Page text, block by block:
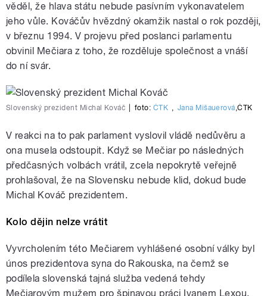
věděl, že hlava státu nebude pasívním vykonavatelem
jeho vůle. Kováčův hvězdný okamžik nastal o rok později,
v březnu 1994. V projevu před poslanci parlamentu
obvinil Mečiara z toho, že rozděluje společnost a vnáší
do ní svár.
Slovenský prezident Michal Kováč foto: ČTK , Jana Mišauerová,ČTK
V reakci na to pak parlament vyslovil vládě nedůvěru a
ona musela odstoupit. Když se Mečiar po následných
předčasných volbách vrátil, zcela nepokrytě veřejně
prohlašoval, že na Slovensku nebude klid, dokud bude
Michal Kováč prezidentem.
Kolo dějin nelze vrátit
Vyvrcholením této Mečiarem vyhlášené osobní války byl
únos prezidentova syna do Rakouska, na čemž se
podílela slovenská tajná služba vedená tehdy
Mečiarovým mužem pro špinavou práci Ivanem Lexou.